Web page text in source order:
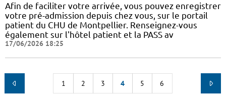
Afin de faciliter votre arrivée, vous pouvez enregistrer
votre pré-admission depuis chez vous, sur le portail
patient du CHU de Montpellier. Renseignez-vous
également sur l'hôtel patient et la PASS av
17/06/2026 18:25
1 2 3 4 5 6